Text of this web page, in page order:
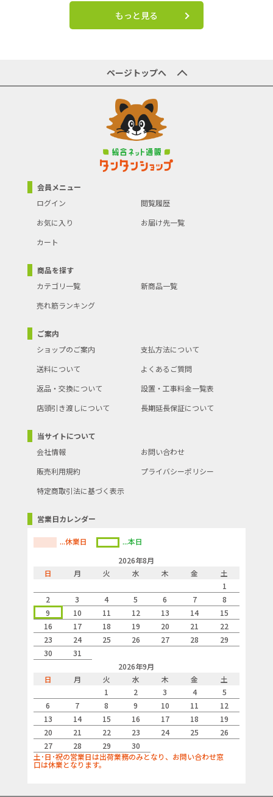
もっと見る
ページトップへ
会員メニュー
ログイン
閲覧履歴
お気に入り
お届け先一覧
カート
商品を探す
カテゴリ一覧
新商品一覧
売れ筋ランキング
ご案内
ショップのご案内
支払方法について
送料について
よくあるご質問
返品・交換について
設置・工事料金一覧表
店頭引き渡しについて
長期延長保証について
当サイトについて
会社情報
お問い合わせ
販売利用規約
プライバシーポリシー
特定商取引法に基づく表示
営業日カレンダー
...休業日
...本日
2026年8月
日
月 火 水 木 金
土
1
2
3 4 5 6 7
8
9
10 11 12 13 14
15
16
17 18 19 20 21
22
23
24 25 26 27 28
29
30
31
2026年9月
日
月 火 水 木 金
土
1
2 3 4
5
6
7 8 9 10 11
12
13
14 15 16 17 18
19
20
21 22 23 24 25
26
27
28 29
30
土･日･祝の営業日は出荷業務のみとなり、お問い合わせ窓
口は休業となります。